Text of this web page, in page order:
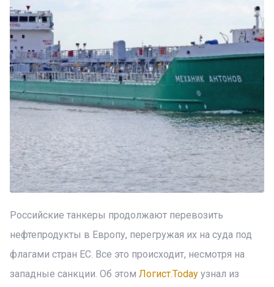
Российские танкеры продолжают перевозить
нефтепродукты в Европу, перегружая их на суда под
флагами стран ЕС. Все это происходит, несмотря на
западные санкции. Об этом Логист.Today узнал из